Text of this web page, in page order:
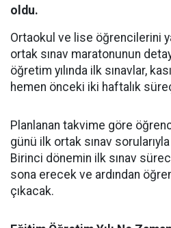
oldu.
Ortaokul ve lise öğrencilerini
ortak sınav maratonunun
öğretim yılında ilk sınavlar,
hemen önceki iki haftalık
​Planlanan takvime göre
günü ilk ortak sınav
Birinci dönemin ilk sınav
sona erecek ve ardından
çıkacak.